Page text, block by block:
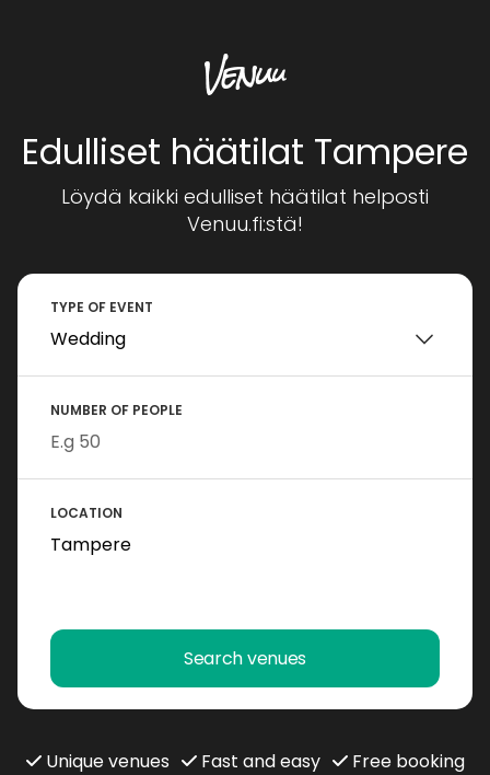
Edulliset häätilat Tampere
Löydä kaikki edulliset häätilat helposti
Venuu.fi:stä!
TYPE OF EVENT
NUMBER OF PEOPLE
LOCATION
Search venues
Unique venues Fast and easy Free booking